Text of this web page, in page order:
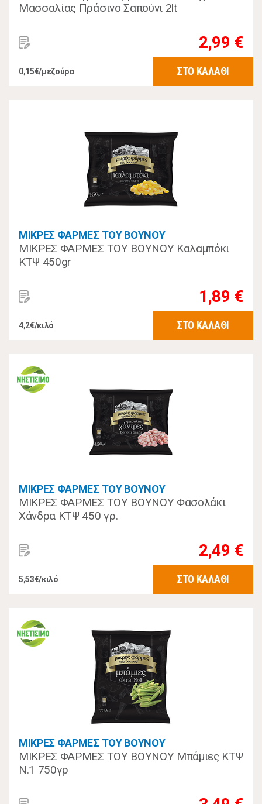
Μασσαλίας Πράσινο Σαπούνι 2lt
2,99 €
0,15€/μεζούρα ΣΤΟ ΚΑΛΑΘΙ
ΜΙΚΡΕΣ ΦΑΡΜΕΣ ΤΟΥ ΒΟΥΝΟΥ
ΜΙΚΡΕΣ ΦΑΡΜΕΣ ΤΟΥ ΒΟΥΝΟΥ Καλαμπόκι
ΚΤΨ 450gr
1,89 €
4,2€/κιλό ΣΤΟ ΚΑΛΑΘΙ
ΜΙΚΡΕΣ ΦΑΡΜΕΣ ΤΟΥ ΒΟΥΝΟΥ
ΜΙΚΡΕΣ ΦΑΡΜΕΣ ΤΟΥ ΒΟΥΝΟΥ Φασολάκι
Χάνδρα ΚΤΨ 450 γρ.
2,49 €
5,53€/κιλό ΣΤΟ ΚΑΛΑΘΙ
ΜΙΚΡΕΣ ΦΑΡΜΕΣ ΤΟΥ ΒΟΥΝΟΥ
ΜΙΚΡΕΣ ΦΑΡΜΕΣ ΤΟΥ ΒΟΥΝΟΥ Μπάμιες ΚΤΨ
Ν.1 750γρ